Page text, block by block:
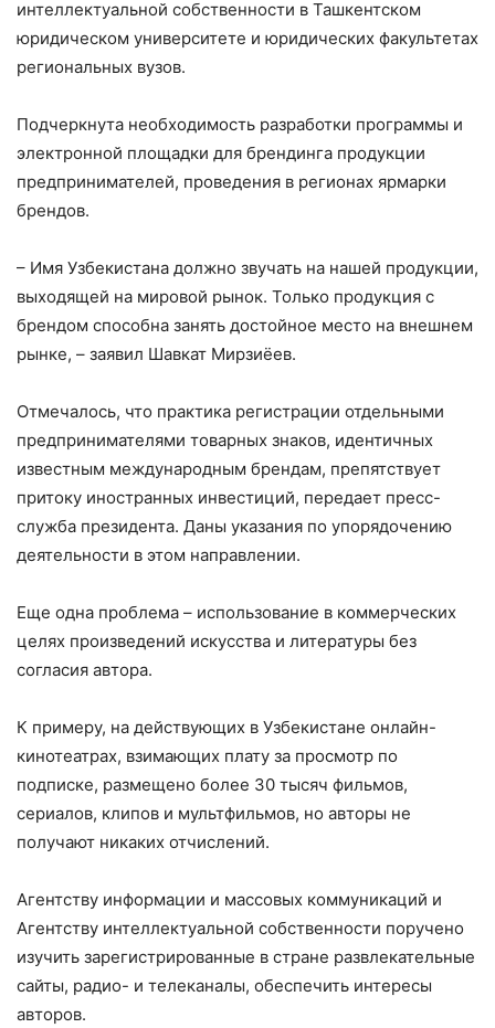
интеллектуальной собственности в Ташкентском
юридическом университете и юридических факультетах
региональных вузов.
Подчеркнута необходимость разработки программы и
электронной площадки для брендинга продукции
предпринимателей, проведения в регионах ярмарки
брендов.
– Имя Узбекистана должно звучать на нашей продукции,
выходящей на мировой рынок. Только продукция с
брендом способна занять достойное место на внешнем
рынке, – заявил Шавкат Мирзиёев.
Отмечалось, что практика регистрации отдельными
предпринимателями товарных знаков, идентичных
известным международным брендам, препятствует
притоку иностранных инвестиций, передает пресс-
служба президента. Даны указания по упорядочению
деятельности в этом направлении.
Еще одна проблема – использование в коммерческих
целях произведений искусства и литературы без
согласия автора.
К примеру, на действующих в Узбекистане онлайн-
кинотеатрах, взимающих плату за просмотр по
подписке, размещено более 30 тысяч фильмов,
сериалов, клипов и мультфильмов, но авторы не
получают никаких отчислений.
Агентству информации и массовых коммуникаций и
Агентству интеллектуальной собственности поручено
изучить зарегистрированные в стране развлекательные
сайты, радио- и телеканалы, обеспечить интересы
авторов.